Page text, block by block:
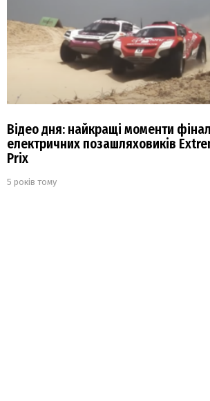
Відео дня: найкращі моменти
електричних позашляховиків
Prix
5 років тому